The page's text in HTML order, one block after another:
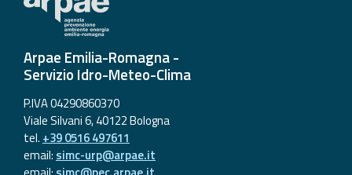
Arpae Emilia-Romagna -
Servizio Idro-Meteo-Clima
P.IVA 04290860370
Viale Silvani 6, 40122 Bologna
tel. +39 0516 497611
email: simc-urp@arpae.it